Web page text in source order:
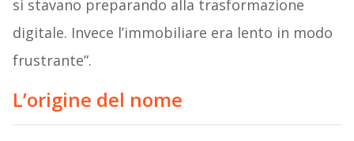
si stavano preparando alla trasformazione
digitale. Invece l’immobiliare era lento in modo
frustrante”.
L’origine del nome